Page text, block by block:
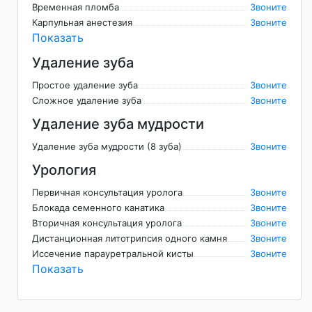
Временная пломба
Звоните
Карпульная анестезия
Звоните
Показать
Удаление зуба
Простое удаление зуба
Звоните
Сложное удаление зуба
Звоните
Удаление зуба мудрости
Удаление зуба мудрости (8 зуба) Звоните
Урология
Первичная консультация уролога
Звоните
Блокада семенного канатика
Звоните
Вторичная консультация уролога
Звоните
Дистанционная литотрипсия одного камня
Звоните
Иссечение парауретральной кисты
Звоните
Показать